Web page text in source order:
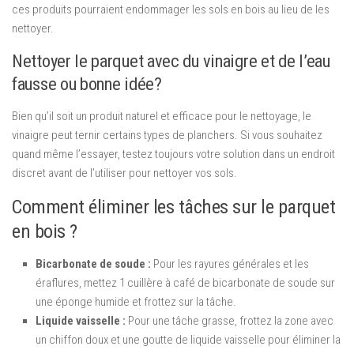
ces produits pourraient endommager les sols en bois au lieu de les
nettoyer.
Nettoyer le parquet avec du vinaigre et de l’eau
fausse ou bonne idée?
Bien qu’il soit un produit naturel et efficace pour le nettoyage, le
vinaigre peut ternir certains types de planchers. Si vous souhaitez
quand même l’essayer, testez toujours votre solution dans un endroit
discret avant de l’utiliser pour nettoyer vos sols.
Comment éliminer les tâches sur le parquet
en bois ?
Bicarbonate de soude : Pour les rayures générales et les
éraflures, mettez 1 cuillère à café de bicarbonate de soude sur
une éponge humide et frottez sur la tâche.
Liquide vaisselle : Pour une tâche grasse, frottez la zone avec
un chiffon doux et une goutte de liquide vaisselle pour éliminer la